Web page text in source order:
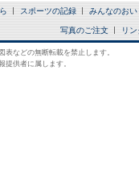
スポーツの記録 みんなのおい
写真のご注文 リン
などの無断転載を禁止します。
供者に属します。